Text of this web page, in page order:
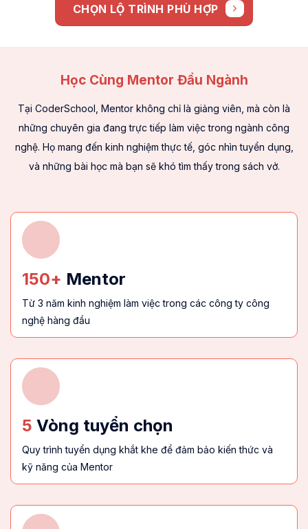
CHỌN LỘ TRÌNH PHÙ HỢP
Học Cùng Mentor Đầu Ngành
Tại CoderSchool, Mentor không chỉ là giảng viên, mà còn là
những chuyên gia đang trực tiếp làm việc trong ngành công
nghệ. Họ mang đến kinh nghiệm thực tế, góc nhìn tuyển dụng,
và những bài học mà bạn sẽ khó tìm thấy trong sách vở.
150+ Mentor
Từ 3 năm kinh nghiệm làm việc trong các công ty công
nghệ hàng đầu
5 Vòng tuyển chọn
Quy trình tuyển dụng khắt khe để đảm bảo kiến thức và
kỹ năng của Mentor